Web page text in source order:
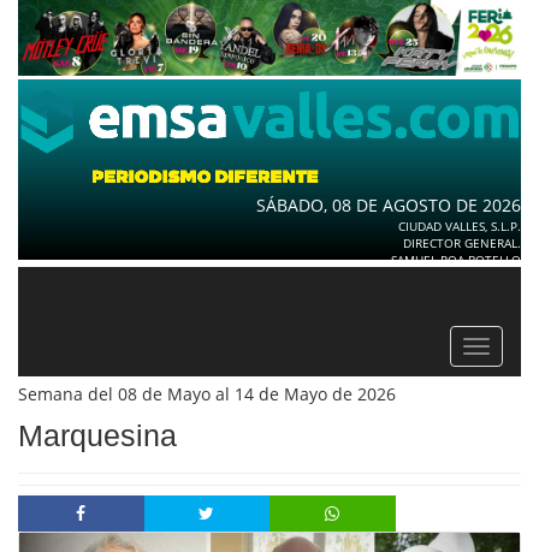
SÁBADO, 08 DE AGOSTO DE 2026
CIUDAD VALLES, S.L.P.
DIRECTOR GENERAL.
SAMUEL ROA BOTELLO
Toggle
Semana del 08 de Mayo al 14 de Mayo de 2026
Marquesina